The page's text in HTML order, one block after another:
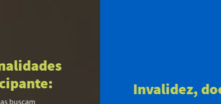
Invalidez, doença